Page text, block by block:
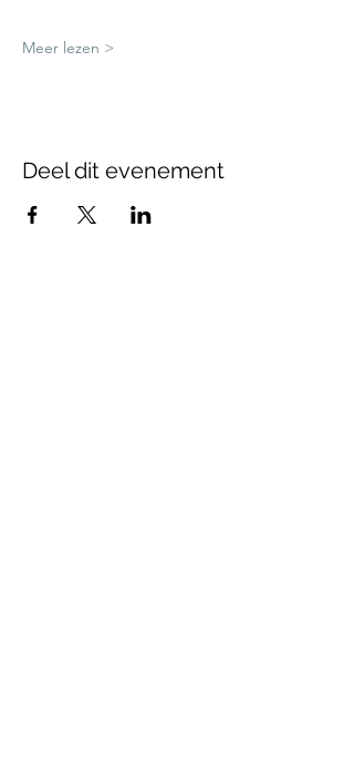
Meer lezen >
Deel dit evenement